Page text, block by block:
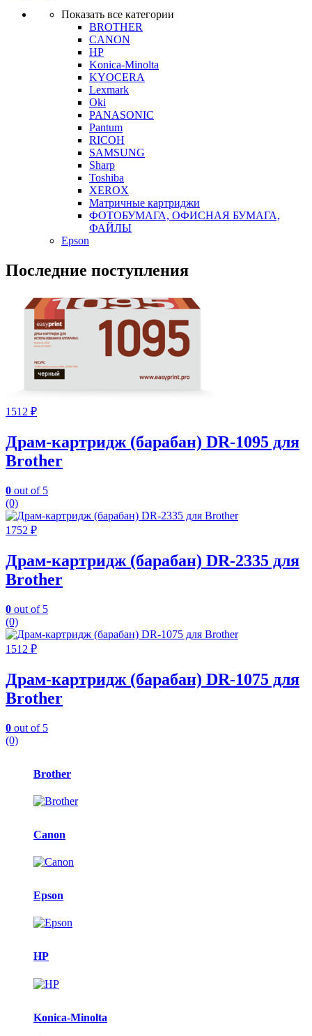
Показать все категории
BROTHER
CANON
HP
Konica-Minolta
KYOCERA
Lexmark
Oki
PANASONIC
Pantum
RICOH
SAMSUNG
Sharp
Toshiba
XEROX
Матричные картриджи
ФОТОБУМАГА, ОФИСНАЯ БУМАГА,
ФАЙЛЫ
Epson
Последние поступления
1512 ₽
Драм-картридж (барабан) DR-1095 для
Brother
0 out of 5
(0)
1752 ₽
Драм-картридж (барабан) DR-2335 для
Brother
0 out of 5
(0)
1512 ₽
Драм-картридж (барабан) DR-1075 для
Brother
0 out of 5
(0)
Карусель
брендов
Brother
Canon
Epson
HP
Konica-Minolta